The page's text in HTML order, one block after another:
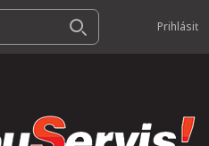
Prihlásiť